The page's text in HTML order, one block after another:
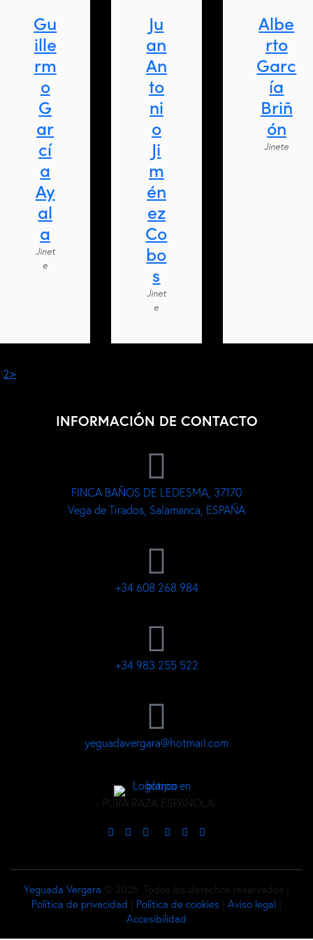
Gu
ille
rm
o
G
ar
cí
a
Ay
al
a
Jinet
e
Ju
an
An
to
ni
o
Ji
m
én
ez
Co
bo
s
Jinet
e
Albe
rto
Garc
ía
Briñ
ón
Jinete
12>
INFORMACIÓN DE CONTACTO
FINCA BAÑOS DE LEDESMA, 37170
Vega de Tirados, Salamanca, ESPAÑA
+34 608 268 984
+34 983 255 522
yeguadavergara@hotmail.com
- PURA RAZA ESPAÑOLA-
Yeguada Vergara © 2026. Todos los derechos reservados |
Política de privacidad
Política de cookies Aviso legal
Accesibilidad